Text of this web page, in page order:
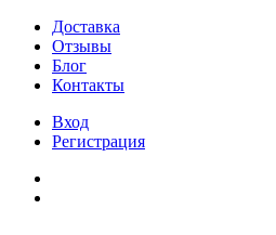
Доставка
Отзывы
Блог
Контакты
Вход
Регистрация